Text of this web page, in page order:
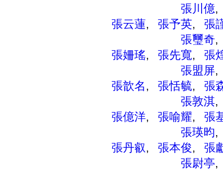
張川億
張云蓮, 張予英, 張
張璽奇
張姍瑤, 張先寬, 張
張盟屏
張歆名 , 張恬毓, 張
張敦淇
張億洋, 張喻耀, 張
張瑛昀
張丹叡 , 張本俊, 張
張尉亭